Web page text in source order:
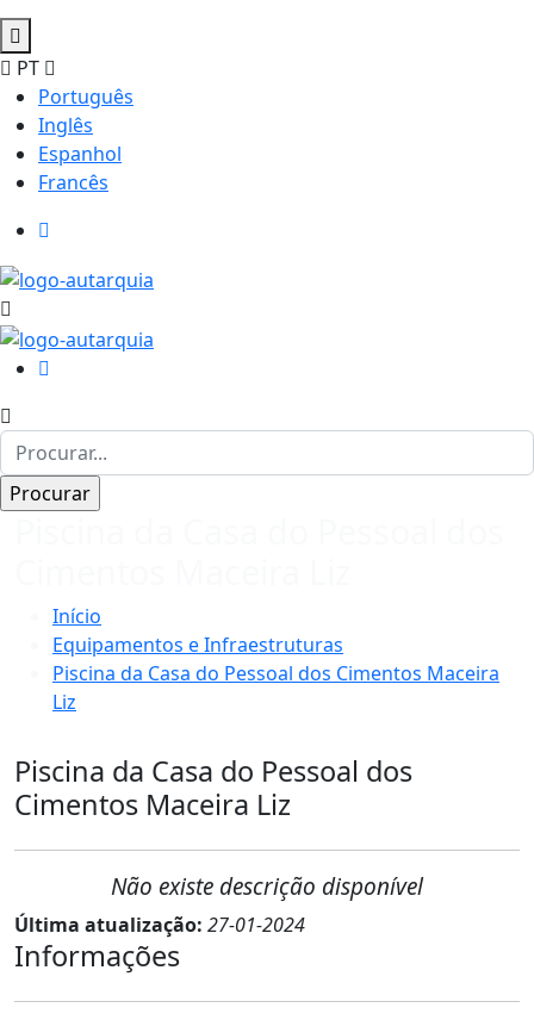
PT
Português
Inglês
Espanhol
Francês
Início
Equipamentos e Infraestruturas
Piscina da Casa do Pessoal dos Cimentos Maceira
Liz
Piscina da Casa do Pessoal dos
Cimentos Maceira Liz
Não existe descrição disponível
Última atualização: 27-01-2024
Informações